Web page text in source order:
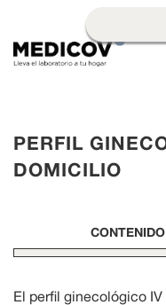
PERFIL
DOMICILIO
CONTENIDO
El perfil ginecológico